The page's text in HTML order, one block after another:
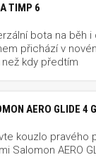
TIMP 6
bota na běh
přichází v
kdy předtím
AERO GLIDE 4
kouzlo pravého
Salomon AERO